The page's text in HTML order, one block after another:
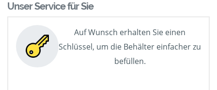
Unser Service für Sie
Auf Wunsch erhalten Sie einen
Schlüssel, um die Behälter einfacher zu
befüllen.